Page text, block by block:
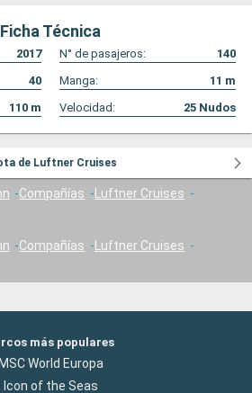
Ficha Técnica
2017 N° de pasajeros:
140
40 Manga: 11 m
110 m Velocidad: 25 Nudos
de Luftner Cruises
Compañías
Luftner Cruises
Compañías
Luftner Cruises
más populares
World Europa
Icon of the Seas